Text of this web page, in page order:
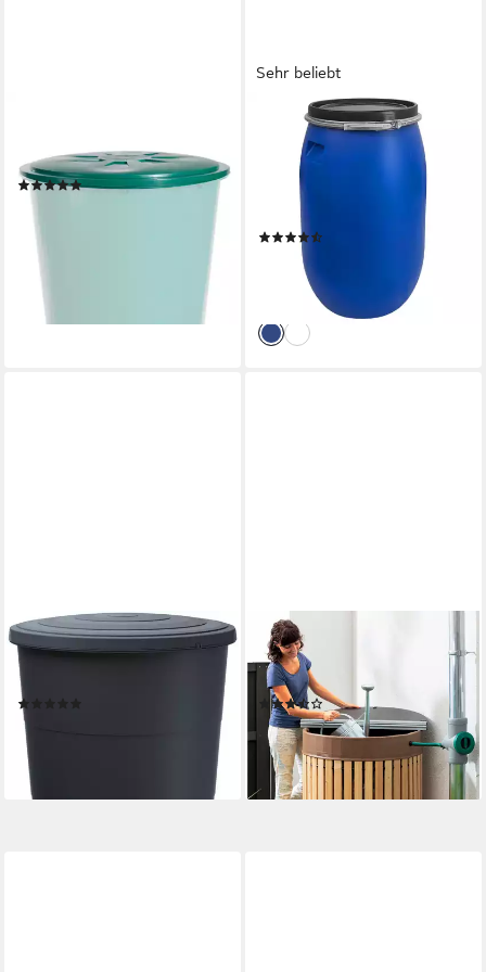
für Tonne 210 Liter
(1)
Sehr beliebt
PLASTEO
Regentonne Weithalsfass
Lebensmittelecht BPA-Frei
Sauerkrautfass BPA-Frei, 120
l, BPA-Frei
ab 35,99 €
lieferbar - in 3-4 Werktagen bei dir
PROSPERPLAST
Regentonne Smooth, 160 l,
ØxH: 60x87,8 cm, mit Deckel
30,13 €
-43%
lieferbar - in 4-5 Werktagen bei dir
BECKMANN
Regentonnendeckel Größe 3,
für Regenfass 420 l
(4)
87,95 €
lieferbar - in 4-5 Werktagen bei dir